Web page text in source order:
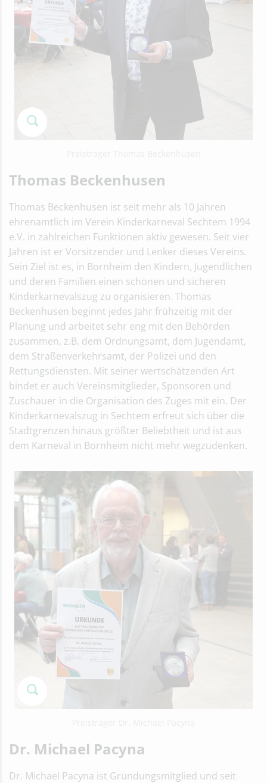
Thomas Beckenhusen
Thomas Beckenhusen ist seit mehr als 10 Jahren
ehrenamtlich im Verein Kinderkarneval Sechtem 1994
e.V. in zahlreichen Funktionen aktiv gewesen. Seit vier
Jahren ist er Vorsitzender und Lenker dieses Vereins.
Sein Ziel ist es, in Bornheim den Kindern, Jugendlichen
und deren Familien einen schönen und sicheren
Kinderkarnevalszug zu organisieren. Thomas
Beckenhusen beginnt jedes Jahr frühzeitig mit der
Planung und arbeitet sehr eng mit den Behörden
zusammen, z.B. dem Ordnungsamt, dem Jugendamt,
dem Straßenverkehrsamt, der Polizei und den
Rettungsdiensten. Mit seiner wertschätzenden Art
bindet er auch Vereinsmitglieder, Sponsoren und
Zuschauer in die Organisation des Zuges mit ein. Der
Kinderkarnevalszug in Sechtem erfreut sich über die
Stadtgrenzen hinaus größter Beliebtheit und ist aus
dem Karneval in Bornheim nicht mehr wegzudenken.
Dr. Michael Pacyna
Dr. Michael Pacyna ist Gründungsmitglied und seit